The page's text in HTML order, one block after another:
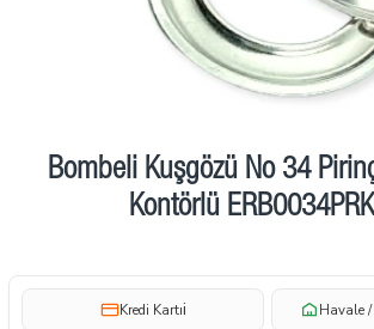
Bombeli Kuşgözü No 34
Kontörlü
Kredi Kartıi Havale /